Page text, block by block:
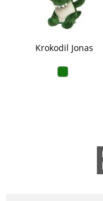
Krokodil Jonas